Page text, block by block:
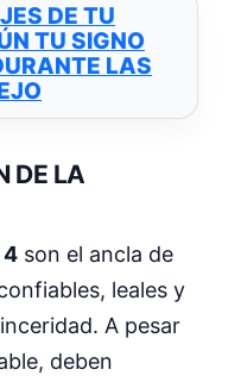
DE TU
TU SIGNO
LAS
DE LA
4 son el ancla de
leales y
A pesar
deben